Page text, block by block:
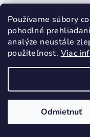
Používame súbory
pohodlné
analýze neustále
použiteľnosť. Viac
Odmietnuť
ANTAL
papučky
30